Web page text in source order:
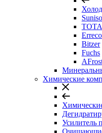
Suniso
Bitzer
Fuchs
Химические
Усилитель
Очищающие